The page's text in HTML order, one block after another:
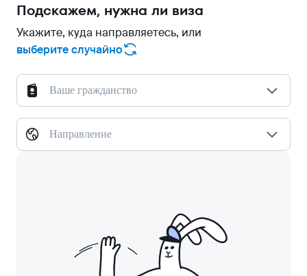
Подскажем, нужна ли виза
Укажите, куда направляетесь, или
выберите случайно
Ваше гражданство
Направление